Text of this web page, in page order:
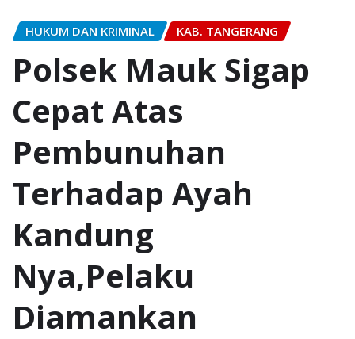
HUKUM DAN KRIMINAL KAB. TANGERANG
Polsek Mauk Sigap
Cepat Atas
Pembunuhan
Terhadap Ayah
Kandung
Nya,Pelaku
Diamankan